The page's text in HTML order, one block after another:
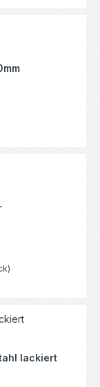
von 5 von 5
von 4.5 von
von 4.94 von
lackiert